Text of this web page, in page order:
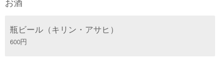
お酒
瓶ビール（キリン・アサヒ）
600円